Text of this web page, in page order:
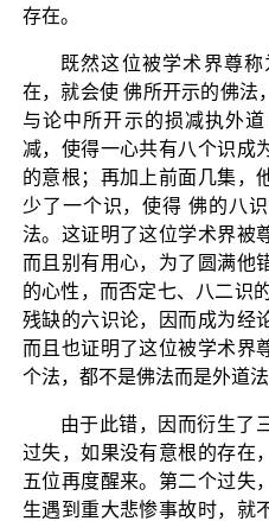
存在。
既然这位被学术界尊
在，就会使 佛所开示的佛法
与论中所开示的损减执外
减，使得一心共有八个识成
的意根；再加上前面几集，
少了一个识，使得 佛的八
法。这证明了这位学术界被
而且别有用心，为了圆满他
的心性，而否定七、八二识
残缺的六识论，因而成为经
而且也证明了这位被学术界
个法，都不是佛法而是外道法
由于此错，因而衍生了
过失，如果没有意根的存在
五位再度醒来。第二个过失
生遇到重大悲惨事故时，就